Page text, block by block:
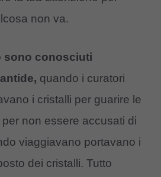
non va.
sono conosciuti
quando i curatori
i cristalli per guarire le
non essere accusati di
viaggiavano portavano i
dei cristalli. Tutto